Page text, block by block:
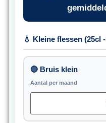
💧 Kleine flessen (25cl
🔴 Bruis klein
Aantal per maand